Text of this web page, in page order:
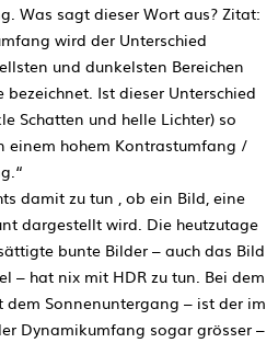
Was sagt dieser Wort aus? Zitat:
wird der Unterschied
und dunkelsten Bereichen
bezeichnet. Ist dieser Unterschied
Schatten und helle Lichter) so
einem hohem Kontrastumfang /
damit zu tun , ob ein Bild, eine
dargestellt wird. Die heutzutage
bunte Bilder – auch das Bild
– hat nix mit HDR zu tun. Bei dem
Sonnenuntergang – ist der im
Dynamikumfang sogar grösser –